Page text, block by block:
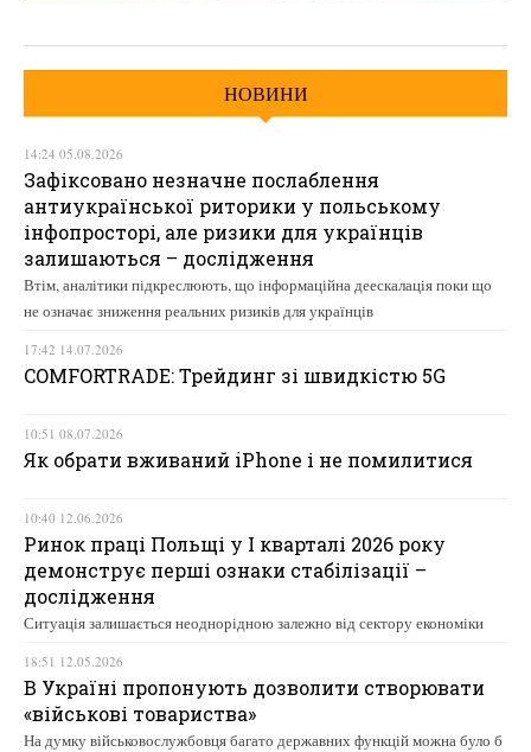
НОВИНИ
14:24 05.08.2026
Зафіксовано незначне послаблення
антиукраїнської риторики у польському
інфопросторі, але ризики для українців
залишаються – дослідження
Втім, аналітики підкреслюють, що інформаційна деескалація поки що
не означає зниження реальних ризиків для українців
17:42 14.07.2026
COMFORTRADE: Трейдинг зі швидкістю 5G
10:51 08.07.2026
Як обрати вживаний iPhone і не помилитися
10:40 12.06.2026
Ринок праці Польщі у І кварталі 2026 року
демонструє перші ознаки стабілізації –
дослідження
Ситуація залишається неоднорідною залежно від сектору економіки
18:51 12.05.2026
В Україні пропонують дозволити створювати
«військові товариства»
На думку військовослужбовця багато державних функцій можна було б